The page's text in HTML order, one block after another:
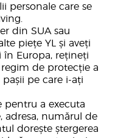
personale care se
din SUA sau
piețe YL și aveți
în Europa, rețineți
de protecție a
pe care i-ați
pentru a executa
adresa, numărul de
dorește ștergerea